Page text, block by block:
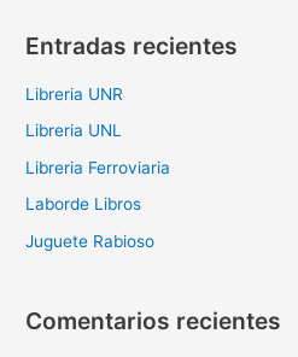
c
a
r
:
Entradas recientes
Libreria UNR
Libreria UNL
Libreria Ferroviaria
Laborde Libros
Juguete Rabioso
Comentarios recientes